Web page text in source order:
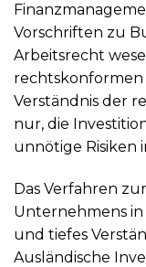
Vorschriften zu
Arbeitsrecht
rechtskonformen
Verständnis der
nur, die
unnötige Risiken
Das Verfahren
Unternehmens
und tiefes
Ausländische